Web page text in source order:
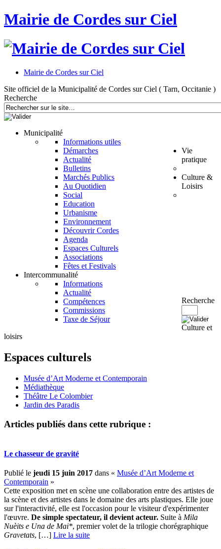
Mairie de Cordes sur Ciel
Mairie de Cordes sur Ciel
Site officiel de la Municipalité de Cordes sur Ciel ( Tarn, Occitanie )
Recherche
Municipalité
Informations utiles
Démarches
Actualité
Bulletins
Marchés Publics
Vie
pratique
Au Quotidien
Social
Education
Urbanisme
Environnement
Culture &
Loisirs
Découvrir Cordes
Agenda
Espaces Culturels
Associations
Fêtes et Festivals
Intercommunalité
Informations
Actualité
Compétences
Commissions
Taxe de Séjour
Recherche
Culture et
loisirs
Espaces culturels
Musée d’Art Moderne et Contemporain
Médiathèque
Théâtre Le Colombier
Jardin des Paradis
Articles publiés dans cette rubrique :
Le chasseur de gravité
Publié le jeudi 15 juin 2017 dans « Musée d’Art Moderne et
Contemporain »
Cette exposition met en scène une collaboration entre des artistes de
la scène et des artistes dans le domaine des arts plastiques. Elle joue
sur l'interactivité, elle est l'occasion pour le visiteur d'expérimenter
l'œuvre. De simple spectateur, il devient acteur. Suite à Mila
Nuèits e Una de Mai*, premier volet de la trilogie chorégraphique
Gravetats, […] ­ Lire la suite